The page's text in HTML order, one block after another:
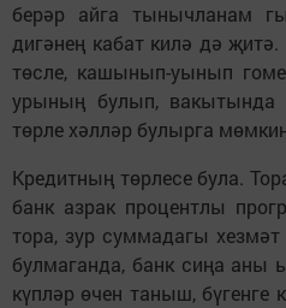
берәр айга тынычланам
дигәнең кабат килә дә
төсле, кашынып-уынып
урының булып,
төрле хәлләр булырга
Кредитның төрлесе була.
банк азрак процентлы
тора, зур суммадагы
булмаганда, банк сиңа
күпләр өчен таныш, бүгенге